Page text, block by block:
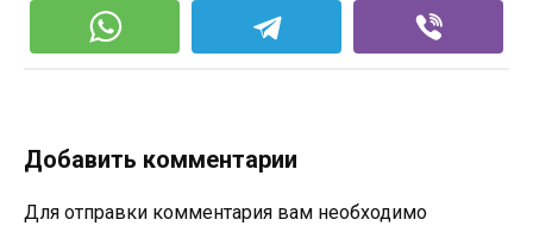
Добавить комментарии
Для отправки комментария вам необходимо